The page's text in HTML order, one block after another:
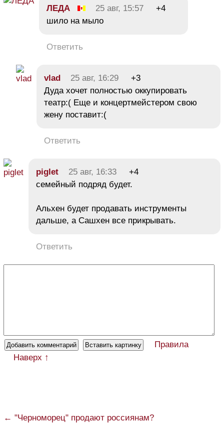
ЛЕДА 25 авг, 15:57
+4
шило на мыло
Ответить
vlad 25 авг, 16:29
+3
Дуда хочет полностью оккупировать
театр:( Еще и концертмейстером свою
жену поставит:(
Ответить
piglet 25 авг, 16:33
+4
семейный подряд будет.
Альхен будет продавать инструменты
дальше, а Сашхен все прикрывать.
Ответить
Правила
Наверх ↑
← "Черноморец" продают россиянам?